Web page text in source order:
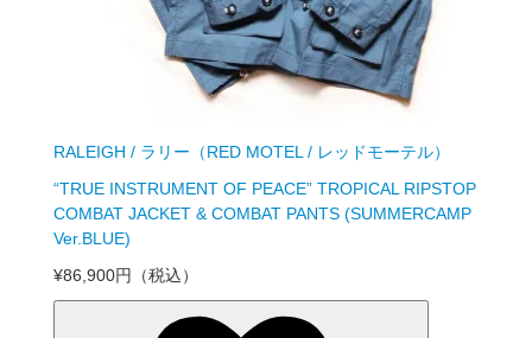
RALEIGH / ラリー（RED MOTEL / レッドモーテル）
“TRUE INSTRUMENT OF PEACE” TROPICAL RIPSTOP
COMBAT JACKET & COMBAT PANTS (SUMMERCAMP
Ver.BLUE)
¥86,900円
（税込）